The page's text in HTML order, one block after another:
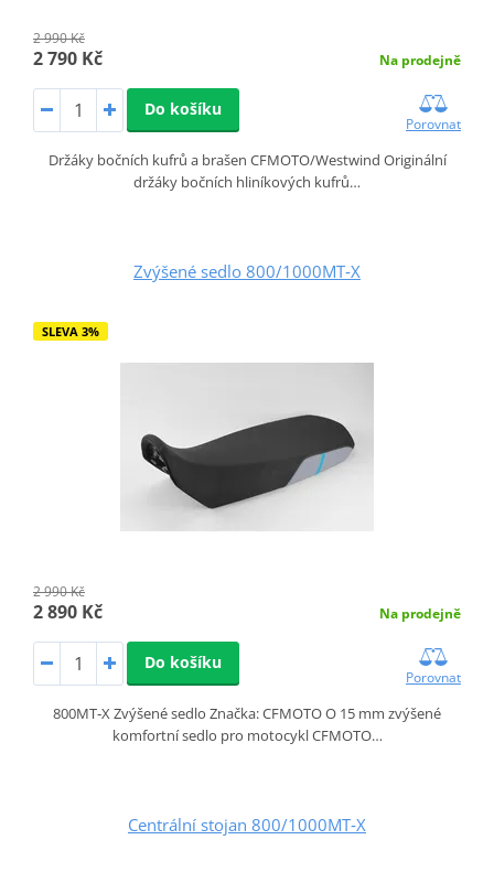
2 990 Kč
2 790 Kč Na prodejně
Do košíku
Porovnat
Držáky bočních kufrů a brašen CFMOTO/Westwind Originální
držáky bočních hliníkových kufrů…
Zvýšené sedlo 800/1000MT‑X
SLEVA 3%
2 990 Kč
2 890 Kč Na prodejně
Do košíku
Porovnat
800MT‑X Zvýšené sedlo Značka: CFMOTO O 15 mm zvýšené
komfortní sedlo pro motocykl CFMOTO…
Centrální stojan 800/1000MT‑X